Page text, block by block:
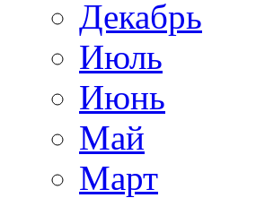
Декабрь
Июль
Июнь
Май
Март